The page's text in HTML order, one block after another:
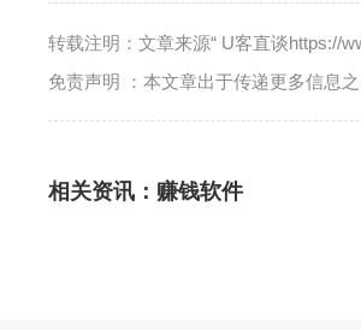
转载注明：文章来源“ U客直谈https://
免责声明 ：本文章出于传递更多信息
相关资讯： 赚钱软件